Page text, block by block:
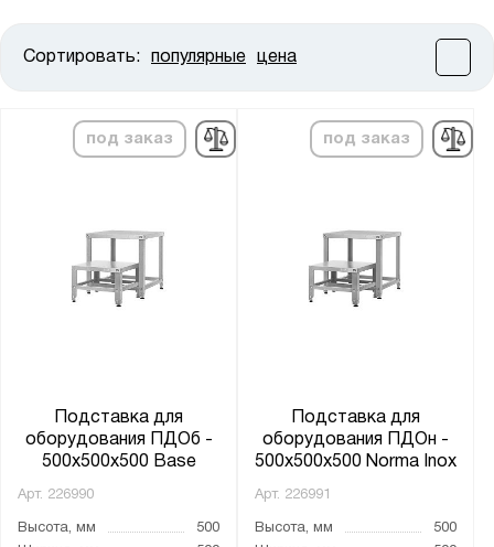
Сортировать: популярные цена
под заказ
Подставка для
оборудования ПДОб -
500x500x500 Base
Арт. 226990
Высота, мм
500
под заказ
Подставка для
оборудования ПДОн -
500x500x500 Norma Inox
Арт. 226991
Высота, мм
500
Ширина, мм:
от до